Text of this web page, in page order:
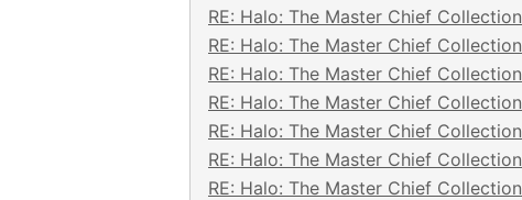
RE: Halo: The Master Chief Collection
RE: Halo: The Master Chief Collection
RE: Halo: The Master Chief Collection
RE: Halo: The Master Chief Collection
RE: Halo: The Master Chief Collection
RE: Halo: The Master Chief Collection
RE: Halo: The Master Chief Collection